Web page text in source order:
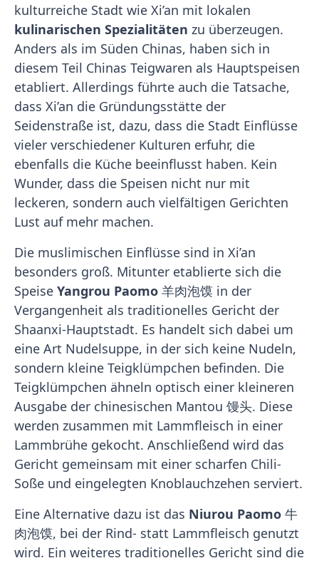
kulturreiche Stadt wie Xi’an mit lokalen
kulinarischen Spezialitäten zu überzeugen.
Anders als im Süden Chinas, haben sich in
diesem Teil Chinas Teigwaren als Hauptspeisen
etabliert. Allerdings führte auch die Tatsache,
dass Xi’an die Gründungsstätte der
Seidenstraße ist, dazu, dass die Stadt Einflüsse
vieler verschiedener Kulturen erfuhr, die
ebenfalls die Küche beeinflusst haben. Kein
Wunder, dass die Speisen nicht nur mit
leckeren, sondern auch vielfältigen Gerichten
Lust auf mehr machen.
Die muslimischen Einflüsse sind in Xi’an
besonders groß. Mitunter etablierte sich die
Speise Yangrou Paomo 羊肉泡馍 in der
Vergangenheit als traditionelles Gericht der
Shaanxi-Hauptstadt. Es handelt sich dabei um
eine Art Nudelsuppe, in der sich keine Nudeln,
sondern kleine Teigklümpchen befinden. Die
Teigklümpchen ähneln optisch einer kleineren
Ausgabe der chinesischen Mantou 馒头. Diese
werden zusammen mit Lammfleisch in einer
Lammbrühe gekocht. Anschließend wird das
Gericht gemeinsam mit einer scharfen Chili-
Soße und eingelegten Knoblauchzehen serviert.
Eine Alternative dazu ist das Niurou Paomo 牛
肉泡馍, bei der Rind- statt Lammfleisch genutzt
wird. Ein weiteres traditionelles Gericht sind die